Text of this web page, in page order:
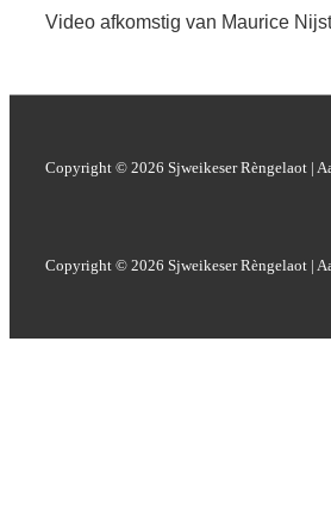
Video afkomstig van Maurice
Copyright © 2026 Sjweikeser Rèngelaot |
Copyright © 2026 Sjweikeser Rèngelaot |